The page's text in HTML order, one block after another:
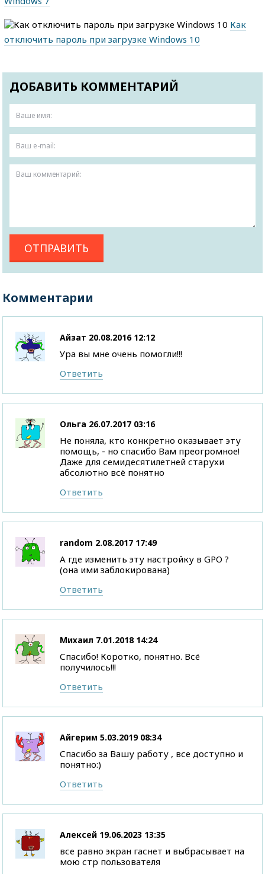
Как
отключить пароль при загрузке Windows 10
ДОБАВИТЬ КОММЕНТАРИЙ
Комментарии
Айзат 20.08.2016 12:12
Ура вы мне очень помогли!!!
Ответить
Ольга 26.07.2017 03:16
Не поняла, кто конкретно оказывает эту
помощь, - но спасибо Вам преогромное!
Даже для семидесятилетней старухи
абсолютно всё понятно
Ответить
random 2.08.2017 17:49
А где изменить эту настройку в GPO ?
(она ими заблокирована)
Ответить
Михаил 7.01.2018 14:24
Спасибо! Коротко, понятно. Всё
получилось!!!
Ответить
Айгерим 5.03.2019 08:34
Спасибо за Вашу работу , все доступно и
понятно:)
Ответить
Алексей 19.06.2023 13:35
все равно экран гаснет и выбрасывает на
мою стр пользователя